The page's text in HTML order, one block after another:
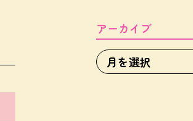
アーカイブ